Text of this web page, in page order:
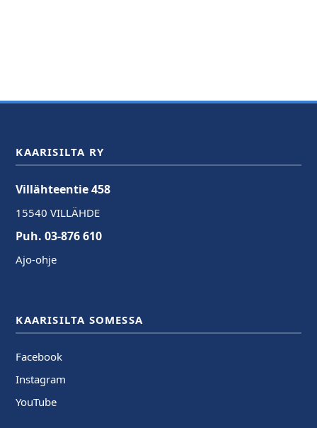
KAARISILTA RY
Villähteentie 458
15540 VILLÄHDE
Puh. 03-876 610
Ajo-ohje
KAARISILTA SOMESSA
Facebook
Instagram
YouTube